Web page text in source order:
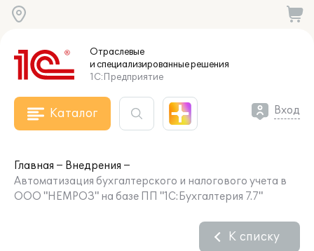
Отраслевые
и специализированныерешения
1С:Предприятие
Каталог Вход
Главная
Внедрения
Автоматизация бухгалтерского и налогового учета в
ООО "НЕМРОЗ" на базе ПП "1С:Бухгалтерия 7.7"
К списку